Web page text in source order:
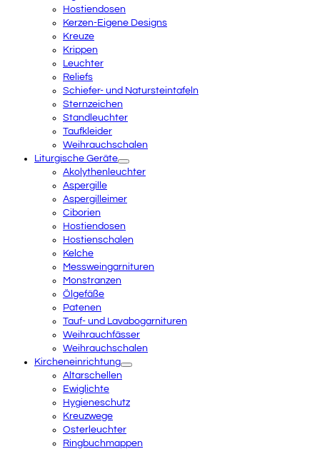
Hostiendosen
Kerzen-Eigene Designs
Kreuze
Krippen
Leuchter
Reliefs
Schiefer- und Natursteintafeln
Sternzeichen
Standleuchter
Taufkleider
Weihrauchschalen
Liturgische Geräte
Akolythenleuchter
Aspergille
Aspergilleimer
Ciborien
Hostiendosen
Hostienschalen
Kelche
Messweingarnituren
Monstranzen
Ölgefäße
Patenen
Tauf- und Lavabogarnituren
Weihrauchfässer
Weihrauchschalen
Kircheneinrichtung
Altarschellen
Ewiglichte
Hygieneschutz
Kreuzwege
Osterleuchter
Ringbuchmappen